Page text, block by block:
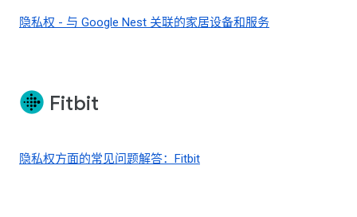
隐私权 - 与 Google Nest 关联的家居设备和服务
Fitbit
隐私权方面的常见问题解答：Fitbit